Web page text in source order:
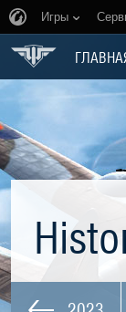
Игры